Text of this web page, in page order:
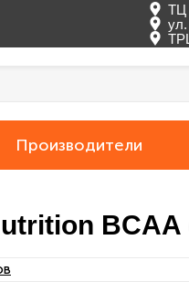
ТЦ
Производители
BCAA